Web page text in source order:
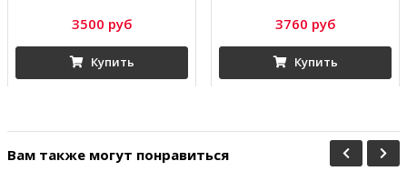
3500 руб
Купить
3760 руб
Купить
Вам также могут понравиться